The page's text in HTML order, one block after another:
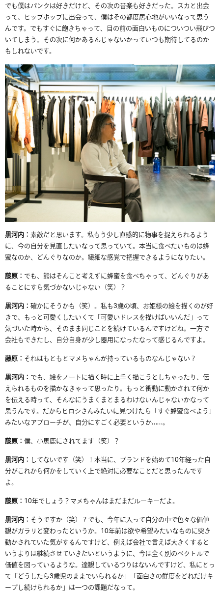
でも僕はパンクは好きだけど、その次の音楽も好きだった。スカと出会
って、ヒップホップに出会って、僕はその都度居心地がいいなって思う
んです。でもすぐに飽きちゃって、目の前の面白いものについつい飛びつ
いてしまう。その次に何かあるんじゃないかっていつも期待してるのか
もしれないです。
黒河内：素敵だと思います。私もう少し直感的に物事を捉えられるよう
に、今の自分を見直したいなって思っていて。本当に食べたいものは蜂
蜜なのか、どんぐりなのか。繊細な感覚で把握できるようになりたい。
藤原： でも、熊はそんこと考えずに蜂蜜を食べちゃって、どんぐりがあ
ることにすら気づかないじゃない（笑）？
黒河内：確かにそうかも（笑）。 私も3歳の頃、お姫様の絵を描くのが好
きで、もっと可愛くしたいくて「可愛いドレスを描けばいいんだ」って
気づいた時から、そのまま同じことを続けているんですけどね。 一方で
会社もできたし、自分自身が少し器用になったなって感じるんですよ。
藤原： それはもともとマメちゃんが持っているものなんじゃない？
黒河内： でも、絵をノートに描く時に上手く描こうとしちゃったり、伝
えられるものを描かなきゃって思ったり。もっと衝動に動かされて何か
を伝える時って、そんなにうまくまとまるわけないんじゃないかなって
思うんです。だからヒロシさんみたいに見つけたら「すぐ蜂蜜食べよう」
みたいなアプローチが、自分にすごく必要というか……。
藤原：僕、小馬鹿にされてます（笑）？
黒河内： してないです（笑）！本当に、ブランドを始めて10年経った自
分がこれから何かをしていく上で絶対に必要なことだと思ったんです
よ。
藤原： 10年でしょう？マメちゃんはまだまだルーキーだよ。
黒河内： そうですか（笑）？でも、今年に入って自分の中で色々な価値
観がガラリと変わったというか。 10年前は欲や希望みたいなものに突き
動かされていた気がするんですけど、例えば会社で言えば大きくすると
いうよりは継続させていきたいというように、今は全く別のベクトルで
価値を図っているような。達観しているつりはないんですけど、私にとっ
て「どうしたら3歳児のままでいられるか」「面白さの鮮度をどれだけキ
ープし続けられるか」は一つの課題だなって。